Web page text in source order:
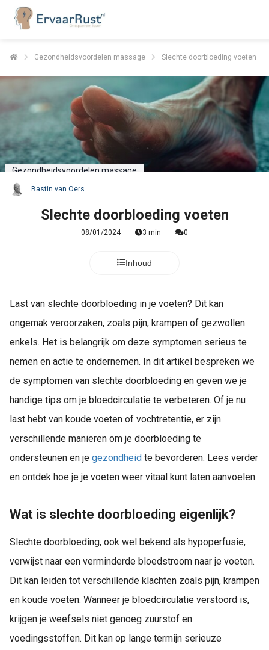
Gezondheidsvoordelen massage Slechte doorbloeding voeten
Gezondheidsvoordelen massage
Bastin van Oers
Slechte doorbloeding voeten
08/01/2024 3 min 0
Inhoud
Last van slechte doorbloeding in je voeten? Dit kan
ongemak veroorzaken, zoals pijn, krampen of gezwollen
enkels. Het is belangrijk om deze symptomen serieus te
nemen en actie te ondernemen. In dit artikel bespreken we
de symptomen van slechte doorbloeding en geven we je
handige tips om je bloedcirculatie te verbeteren. Of je nu
last hebt van koude voeten of vochtretentie, er zijn
verschillende manieren om je doorbloeding te
ondersteunen en je gezondheid te bevorderen. Lees verder
en ontdek hoe je je voeten weer vitaal kunt laten aanvoelen.
Wat is slechte doorbloeding eigenlijk?
Slechte doorbloeding, ook wel bekend als hypoperfusie,
verwijst naar een verminderde bloedstroom naar je voeten.
Dit kan leiden tot verschillende klachten zoals pijn, krampen
en koude voeten. Wanneer je bloedcirculatie verstoord is,
krijgen je weefsels niet genoeg zuurstof en
voedingsstoffen. Dit kan op lange termijn serieuze